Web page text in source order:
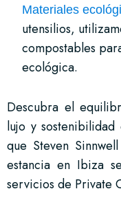
Materiales
utensilios,
compostables
ecológica.
Descubra el
lujo y
que Steven
estancia en Ibiza
servicios de Private